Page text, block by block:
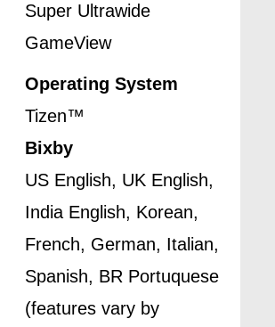
Super Ultrawide
GameView
Operating System
Tizen™
Bixby
US English, UK English,
India English, Korean,
French, German, Italian,
Spanish, BR Portuquese
(features vary by